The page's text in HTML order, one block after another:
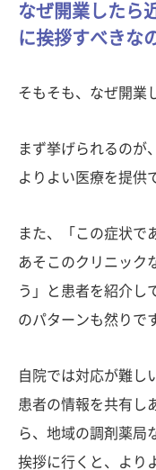
なぜ開業したら
に挨拶すべきな
そもそも、なぜ開業
まず挙げられるのが
よりよい医療を提供
また、「この症状で
あそこのクリニック
う」と患者を紹介し
のパターンも然りで
自院では対応が難し
患者の情報を共有し
ら、地域の調剤薬局
挨拶に行くと、より